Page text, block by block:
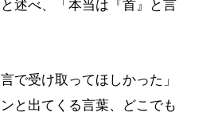
述べ、「本当は『首』と言
で受け取ってほしかった」
と出てくる言葉、どこでも